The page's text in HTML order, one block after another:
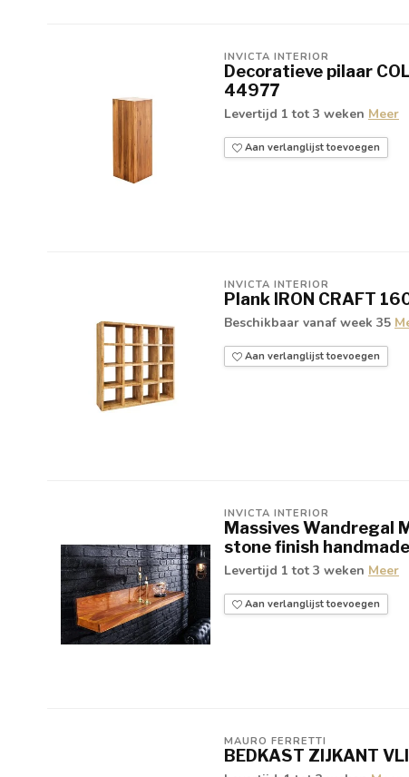
INVICTA INTERIOR
Decoratieve pilaar
44977
Levertijd 1 tot 3 weken Meer
Aan verlanglijst toevoegen
INVICTA INTERIOR
Plank IRON CRAFT
Beschikbaar vanaf week 35
Aan verlanglijst toevoegen
INVICTA INTERIOR
Massives Wandregal
stone finish
Levertijd 1 tot 3 weken Meer
Aan verlanglijst toevoegen
MAURO FERRETTI
BEDKAST ZIJKANT